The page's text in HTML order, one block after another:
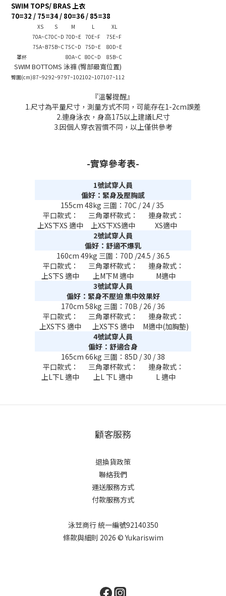
SWIM TOPS/ BRAS 上衣
70=32 / 75=34 / 80=36 / 85=38
罩杯
XS S M L
XL
70A~C70C~D 70D~E 70E~F
75E~F
75A~B75B~C75C~D 75D~E
80D~E
80A~C 80C~D 85B~C
SWIM BOTTOMS 泳褲 (臀部最寬位置)
臀圍(cm)87~9292~9797~102102~107107~112
『溫馨提醒』
1.尺寸為平量尺寸，測量方式不同，可能存在1-2cm誤差
2.連身泳衣，身高175以上建議L尺寸
3.因個人穿衣習慣不同，以上僅供參考
-實穿參考表-
1號試穿人員
偏好：緊身及壓胸感
155cm 48kg 三圍：70C / 24 / 35
平口款式：
三角罩杯款式：
連身款式：
上XS下XS 適中
上XS下XS適中
XS適中
2號試穿人員
偏好：舒適不爆乳
160cm 49kg 三圍：70D /24.5 / 36.5
平口款式：
三角罩杯款式：
連身款式：
上S下S 適中
上M下M 適中
M適中
3號試穿人員
偏好：緊身不壓迫 集中效果好
170cm 58kg 三圍：70B / 26 / 36
平口款式：
三角罩杯款式：
連身款式：
上XS下S 適中
上XS下S 適中
M適中(加胸墊)
4號試穿人員
偏好：舒適合身
165cm 66kg 三圍：85D / 30 / 38
平口款式：
三角罩杯款式：
連身款式：
上L下L 適中
上L 下L 適中 L 適中
顧客服務
退換貨政策
聯絡我們
運送服務方式
付款服務方式
泳苙商行 統一編號92140350
條款與細則 2026 © Yukariswim